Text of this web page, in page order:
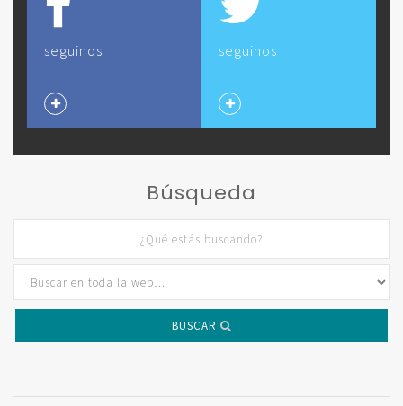
seguinos seguinos
Búsqueda
BUSCAR